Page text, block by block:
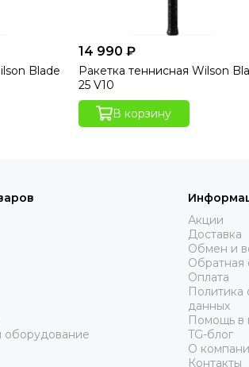
Blade
14 990 ₽
Ракетка теннисная Wilson
25 V10
В корзину
оборудование
Акции
Доставка
Обмен и
Обратная
Оплата
Политика
данных
Помощь в
TG-блог
О
Контакты